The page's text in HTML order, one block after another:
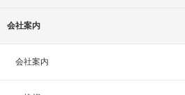
会社案内
会社案内